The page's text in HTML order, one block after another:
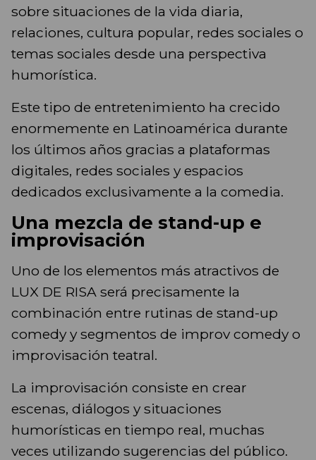
sobre situaciones de la vida diaria,
relaciones, cultura popular, redes sociales o
temas sociales desde una perspectiva
humorística.
Este tipo de entretenimiento ha crecido
enormemente en Latinoamérica durante
los últimos años gracias a plataformas
digitales, redes sociales y espacios
dedicados exclusivamente a la comedia.
Una mezcla de stand-up e
improvisación
Uno de los elementos más atractivos de
LUX DE RISA será precisamente la
combinación entre rutinas de stand-up
comedy y segmentos de improv comedy o
improvisación teatral.
La improvisación consiste en crear
escenas, diálogos y situaciones
humorísticas en tiempo real, muchas
veces utilizando sugerencias del público.